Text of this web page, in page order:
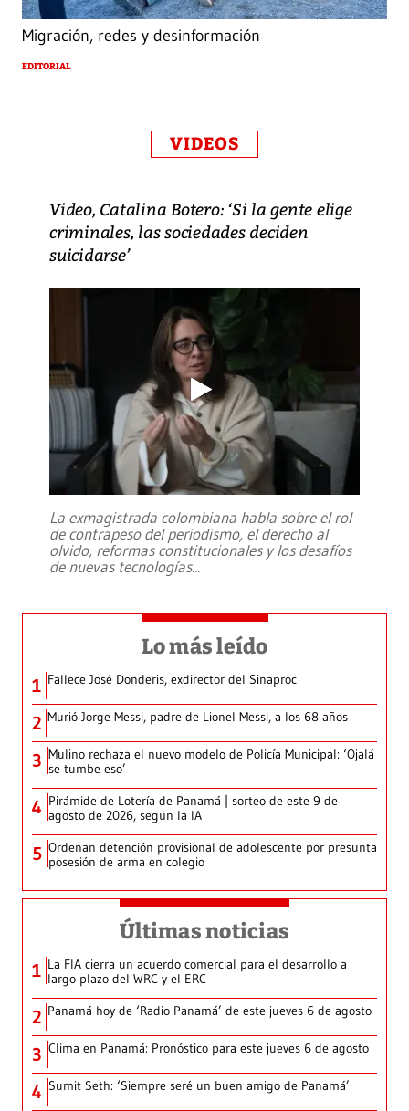
Migración, redes y desinformación
EDITORIAL
VIDEOS
Video, Catalina Botero: ‘Si la gente elige
criminales, las sociedades deciden
suicidarse’
La exmagistrada colombiana habla sobre el rol
de contrapeso del periodismo, el derecho al
olvido, reformas constitucionales y los desafíos
de nuevas tecnologías...
Lo más leído
1 Fallece José Donderis, exdirector del Sinaproc
2 Murió Jorge Messi, padre de Lionel Messi, a los 68 años
3 Mulino rechaza el nuevo modelo de Policía Municipal: ‘Ojalá
se tumbe eso’
4 Pirámide de Lotería de Panamá | sorteo de este 9 de
agosto de 2026, según la IA
5 Ordenan detención provisional de adolescente por presunta
posesión de arma en colegio
Últimas noticias
1 La FIA cierra un acuerdo comercial para el desarrollo a
largo plazo del WRC y el ERC
2 Panamá hoy de ‘Radio Panamá’ de este jueves 6 de agosto
3 Clima en Panamá: Pronóstico para este jueves 6 de agosto
4 Sumit Seth: ‘Siempre seré un buen amigo de Panamá’